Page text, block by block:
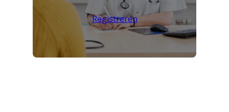
Registreren